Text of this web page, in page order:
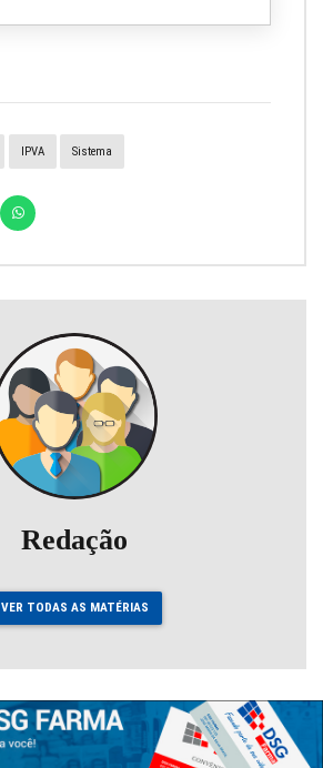
IPVA Sistema
Redação
VER TODAS AS MATÉRIAS